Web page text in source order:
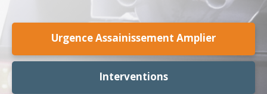
Urgence Assainissement Amplier
Interventions